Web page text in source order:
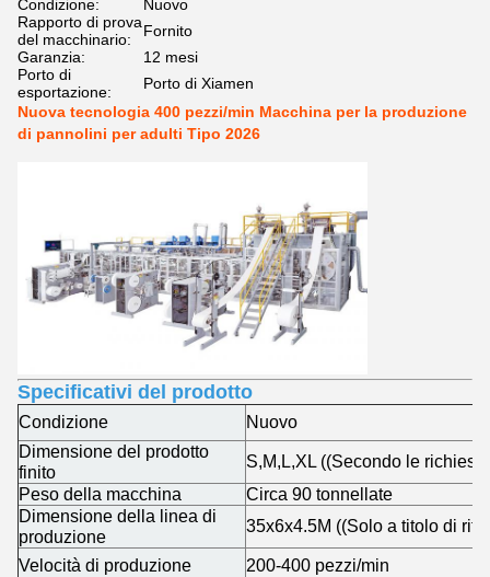
Condizione:
Nuovo
Rapporto di prova
del macchinario:
Fornito
Garanzia:
12 mesi
Porto di
esportazione:
Porto di Xiamen
Nuova tecnologia 400 pezzi/min Macchina per la produzione
di pannolini per adulti Tipo 2026
Specificativi del prodotto
Condizione
Nuovo
Dimensione del prodotto
finito
S,M,L,XL ((Secondo le
Peso della macchina
Circa 90 tonnellate
Dimensione della linea di
produzione
35x6x4.5M ((Solo a titolo di
Velocità di produzione
200-400 pezzi/min